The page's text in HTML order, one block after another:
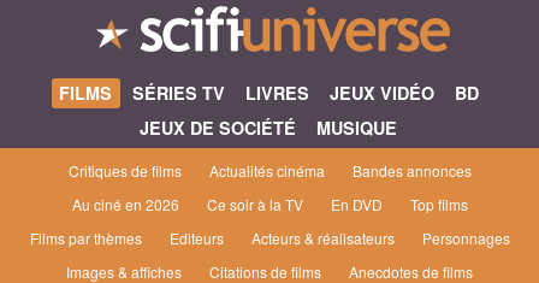
FILMS SÉRIES TV LIVRES JEUX VIDÉO
BD
JEUX DE SOCIÉTÉ
MUSIQUE
Critiques de films Actualités cinéma
Bandes annonces
Au ciné en 2026
Ce soir à la TV En DVD
Top films
Films par thèmes
Editeurs Acteurs & réalisateurs
Personnages
Images & affiches
Citations de films
Anecdotes de films